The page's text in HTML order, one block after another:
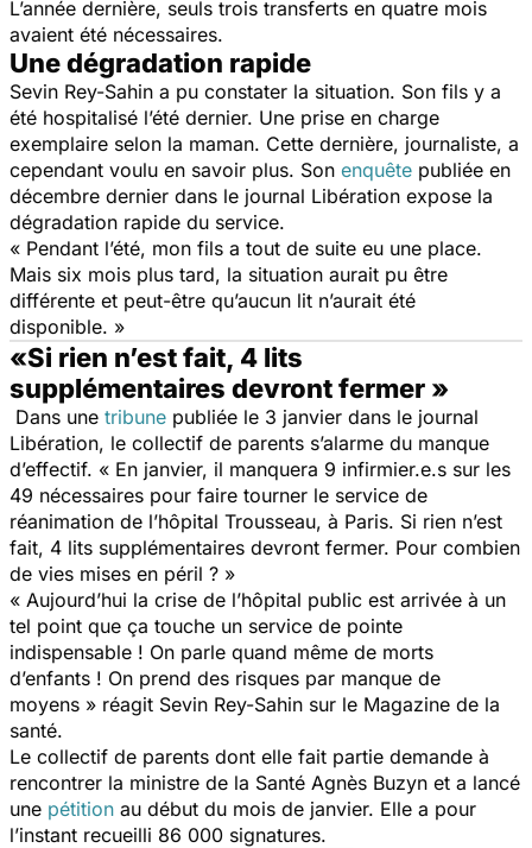
L’année dernière, seuls trois transferts en quatre mois
avaient été nécessaires.
Une dégradation rapide
Sevin Rey-Sahin a pu constater la situation. Son fils y a
été hospitalisé l’été dernier. Une prise en charge
exemplaire selon la maman. Cette dernière, journaliste, a
cependant voulu en savoir plus. Son enquête publiée en
décembre dernier dans le journal Libération expose la
dégradation rapide du service.
« Pendant l’été, mon fils a tout de suite eu une place.
Mais six mois plus tard, la situation aurait pu être
différente et peut-être qu’aucun lit n’aurait été
disponible. »
«Si rien n’est fait, 4 lits
supplémentaires devront fermer »
Dans une tribune publiée le 3 janvier dans le journal
Libération, le collectif de parents s’alarme du manque
d’effectif. « En janvier, il manquera 9 infirmier.e.s sur les
49 nécessaires pour faire tourner le service de
réanimation de l’hôpital Trousseau, à Paris. Si rien n’est
fait, 4 lits supplémentaires devront fermer. Pour combien
de vies mises en péril ? »
« Aujourd’hui la crise de l’hôpital public est arrivée à un
tel point que ça touche un service de pointe
indispensable ! On parle quand même de morts
d’enfants ! On prend des risques par manque de
moyens » réagit Sevin Rey-Sahin sur le Magazine de la
santé.
Le collectif de parents dont elle fait partie demande à
rencontrer la ministre de la Santé Agnès Buzyn et a lancé
une pétition au début du mois de janvier. Elle a pour
l’instant recueilli 86 000 signatures.